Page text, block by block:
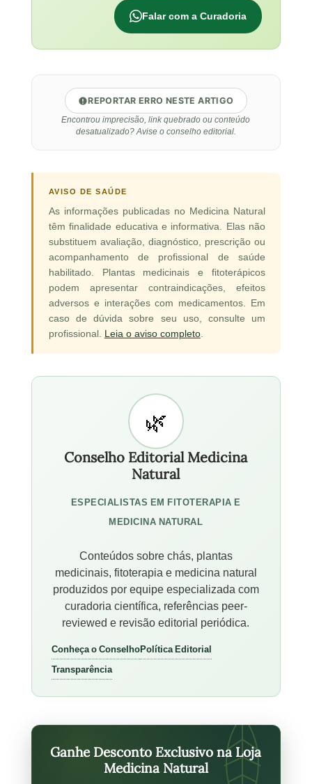
Falar com a Curadoria
REPORTAR ERRO NESTE ARTIGO
Encontrou imprecisão, link quebrado ou conteúdo
desatualizado? Avise o conselho editorial.
AVISO DE SAÚDE
As informações publicadas no Medicina Natural
têm finalidade educativa e informativa. Elas não
substituem avaliação, diagnóstico, prescrição ou
acompanhamento de profissional de saúde
habilitado. Plantas medicinais e fitoterápicos
podem apresentar contraindicações, efeitos
adversos e interações com medicamentos. Em
caso de dúvida sobre seu uso, consulte um
profissional. Leia o aviso completo.
Conselho Editorial Medicina
Natural
ESPECIALISTAS EM FITOTERAPIA E
MEDICINA NATURAL
Conteúdos sobre chás, plantas
medicinais, fitoterapia e medicina natural
produzidos por equipe especializada com
curadoria científica, referências peer-
reviewed e revisão editorial periódica.
Conheça o ConselhoPolítica Editorial
Transparência
Ganhe Desconto Exclusivo na Loja
Medicina Natural